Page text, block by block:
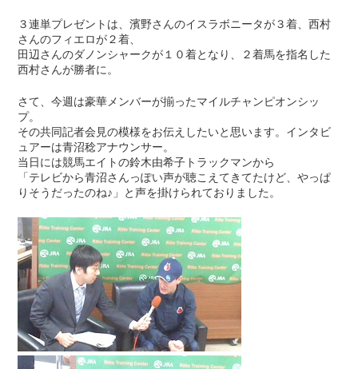
３連単プレゼントは、濱野さんのイスラボニータが３着、西村
さんのフィエロが２着、
田辺さんのダノンシャークが１０着となり、２着馬を指名した
西村さんが勝者に。
さて、今週は豪華メンバーが揃ったマイルチャンピオンシッ
プ。
その共同記者会見の模様をお伝えしたいと思います。インタビ
ュアーは青沼稔アナウンサー。
当日には競馬エイトの鈴木由希子トラックマンから
「テレビから青沼さんっぽい声が聴こえてきてたけど、やっぱ
りそうだったのね♪」と声を掛けられておりました。